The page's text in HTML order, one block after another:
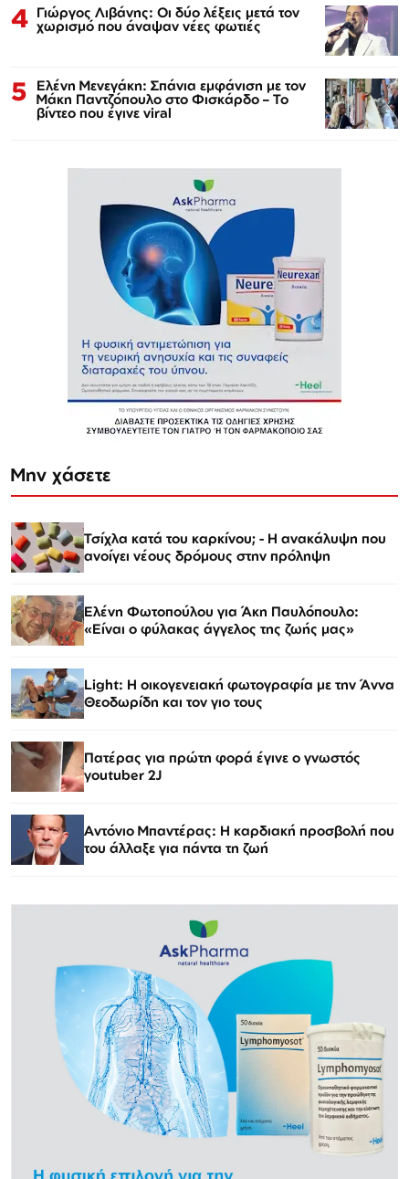
4 Γιώργος Λιβάνης: Οι δύο λέξεις μετά τον
χωρισμό που άναψαν νέες φωτιές
5 Ελένη Μενεγάκη: Σπάνια εμφάνιση με τον
Μάκη Παντζόπουλο στο Φισκάρδο – Το
βίντεο που έγινε viral
Μην χάσετε
Τσίχλα κατά του καρκίνου; - Η ανακάλυψη που
ανοίγει νέους δρόμους στην πρόληψη
Ελένη Φωτοπούλου για Άκη Παυλόπουλο:
«Είναι ο φύλακας άγγελος της ζωής μας»
Light: Η οικογενειακή φωτογραφία με την Άννα
Θεοδωρίδη και τον γιο τους
Πατέρας για πρώτη φορά έγινε ο γνωστός
youtuber 2J
Αντόνιο Μπαντέρας: Η καρδιακή προσβολή που
του άλλαξε για πάντα τη ζωή